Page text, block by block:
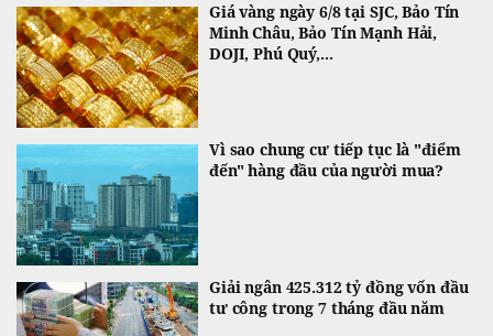
Giá vàng ngày 6/8 tại SJC, Bảo Tín
Minh Châu, Bảo Tín Mạnh Hải,
DOJI, Phú Quý,...
Vì sao chung cư tiếp tục là "điểm
đến" hàng đầu của người mua?
Giải ngân 425.312 tỷ đồng vốn đầu
tư công trong 7 tháng đầu năm